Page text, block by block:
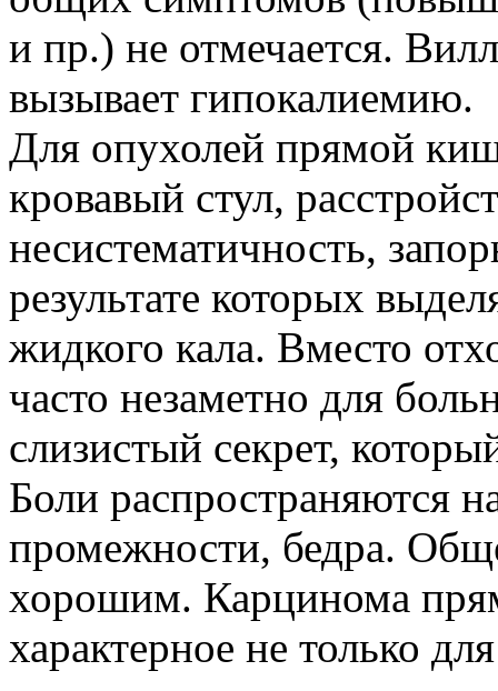
и пр.) не отмечается.
вызывает гипокалиемию.
Для опухолей прямой
кровавый стул,
несистематичность,
результате которых
жидкого кала. Вместо
часто незаметно для
слизистый секрет,
Боли распространяются
промежности, бедра.
хорошим. Карцинома
характерное не только